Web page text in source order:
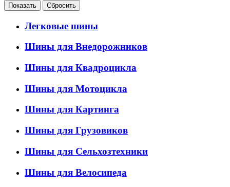
Легковые шины
Шины для Внедорожников
Шины для Квадроцикла
Шины для Мотоцикла
Шины для Картинга
Шины для Грузовиков
Шины для Сельхозтехники
Шины для Велосипеда